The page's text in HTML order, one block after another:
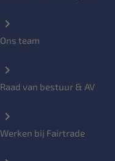
Ons team
Raad van bestuur & AV
Werken bij Fairtrade